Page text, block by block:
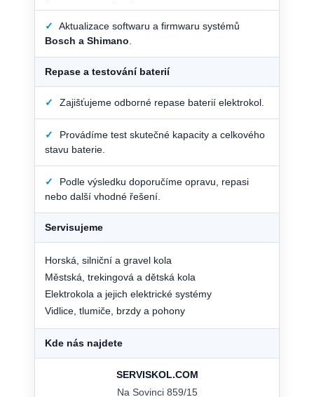
✓
Aktualizace softwaru a firmwaru systémů
Bosch a Shimano
Repase a testování baterií
✓ Zajišťujeme odborné repase baterií elektrokol.
✓
Provádíme test skutečné kapacity a celkového
stavu baterie.
✓
Podle výsledku doporučíme opravu, repasi
nebo další vhodné řešení.
Servisujeme
Horská, silniční a gravel kola
Městská, trekingová a dětská kola
Elektrokola a jejich elektrické systémy
Vidlice, tlumiče, brzdy a pohony
Kde nás najdete
SERVISKOL.COM
Na Sovinci 859/15